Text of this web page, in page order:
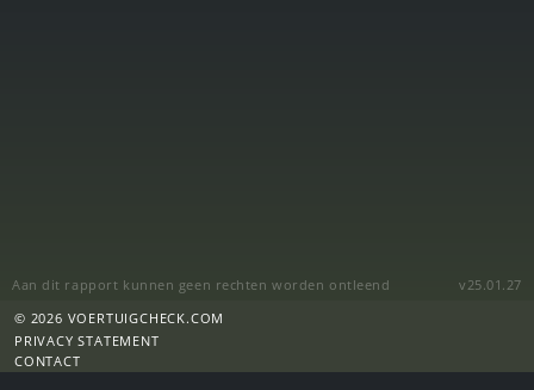
Aan dit rapport kunnen geen rechten worden ontleend
v25.01.27
© 2026 VOERTUIGCHECK.COM
PRIVACY STATEMENT
CONTACT